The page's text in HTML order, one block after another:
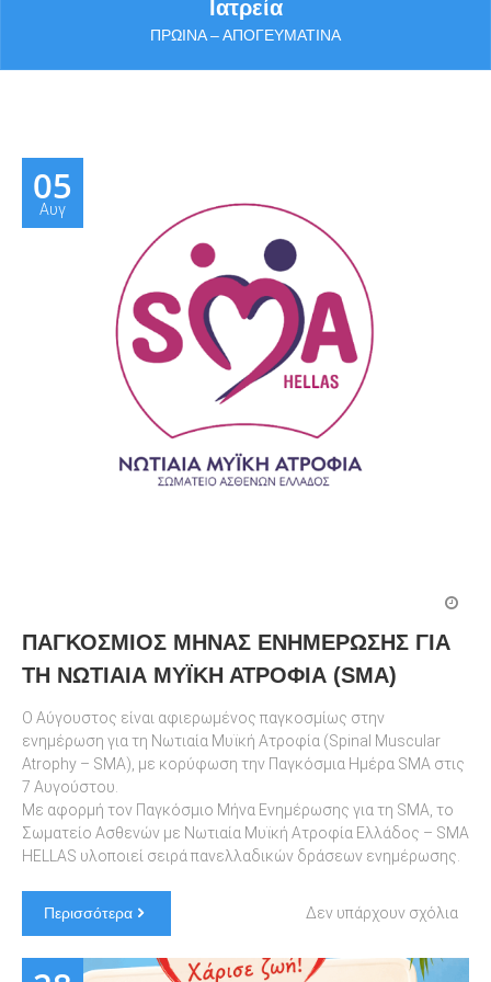
Ιατρεία
ΠΡΩΙΝΆ – ΑΠΟΓΕΥΜΑΤΙΝΆ
05
Αυγ
ΠΑΓΚΟΣΜΙΟΣ ΜΗΝΑΣ ΕΝΗΜΕΡΩΣΗΣ ΓΙΑ
ΤΗ ΝΩΤΙΑΙΑ ΜΥΪΚΗ ΑΤΡΟΦΙΑ (SMA)
Ο Αύγουστος είναι αφιερωμένος παγκοσμίως στην
ενημέρωση για τη Νωτιαία Μυϊκή Ατροφία (Spinal Muscular
Atrophy – SMA), με κορύφωση την Παγκόσμια Ημέρα SMA στις
7 Αυγούστου.
Με αφορμή τον Παγκόσμιο Μήνα Ενημέρωσης για τη SMA, το
Σωματείο Ασθενών με Νωτιαία Μυϊκή Ατροφία Ελλάδος – SMA
HELLAS υλοποιεί σειρά πανελλαδικών δράσεων ενημέρωσης.
Περισσότερα Δεν υπάρχουν σχόλια